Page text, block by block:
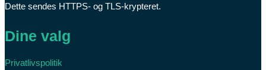
Dette sendes HTTPS- og TLS-krypteret.
Dine valg
Privatlivspolitik